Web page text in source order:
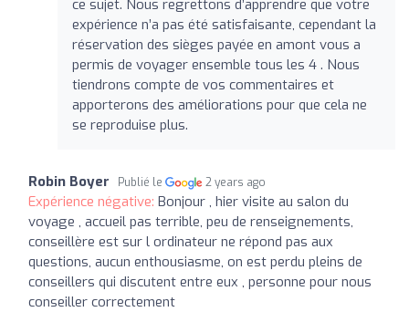
ce sujet. Nous regrettons d’apprendre que votre
expérience n’a pas été satisfaisante, cependant la
réservation des sièges payée en amont vous a
permis de voyager ensemble tous les 4 . Nous
tiendrons compte de vos commentaires et
apporterons des améliorations pour que cela ne
se reproduise plus.
Robin Boyer Publié le 2 years ago
Expérience négative: Bonjour , hier visite au salon du
voyage , accueil pas terrible, peu de renseignements,
conseillère est sur l ordinateur ne répond pas aux
questions, aucun enthousiasme, on est perdu pleins de
conseillers qui discutent entre eux , personne pour nous
conseiller correctement